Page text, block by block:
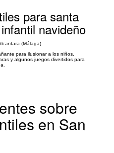
para santa
navideño
(Málaga)
para ilusionar a los niños.
y algunos juegos divertidos para
sobre
en San